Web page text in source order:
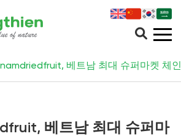
베트남 최대 슈퍼마켓 체
베트남 최대 슈퍼마